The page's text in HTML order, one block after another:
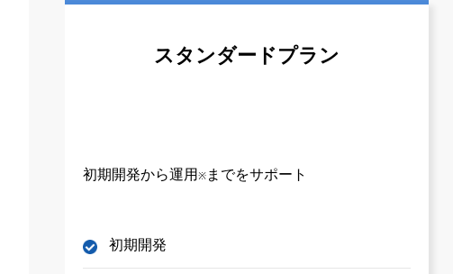
スタンダードプラン
初期開発から運用※までをサポート
初期開発